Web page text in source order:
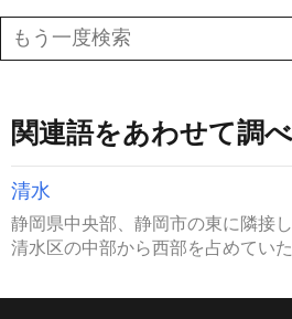
関連語をあわせて調
清水
静岡県中央部、静岡市の東に隣接
清水区の中部から西部を占めていた